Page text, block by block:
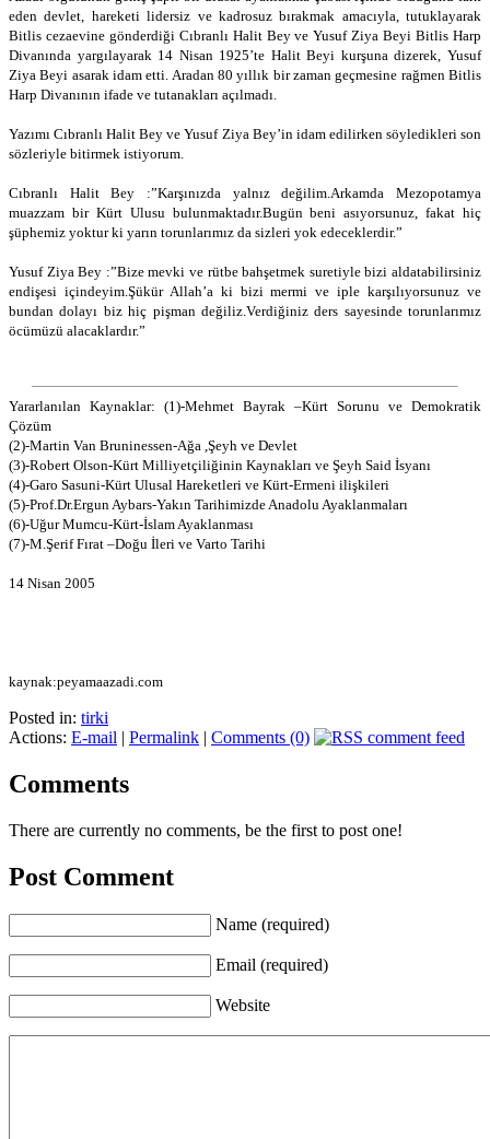
eden devlet, hareketi lidersiz ve kadrosuz bırakmak amacıyla, tutuklayarak
Bitlis cezaevine gönderdiği Cıbranlı Halit Bey ve Yusuf Ziya Beyi Bitlis Harp
Divanında yargılayarak 14 Nisan 1925’te Halit Beyi kurşuna dizerek, Yusuf
Ziya Beyi asarak idam etti. Aradan 80 yıllık bir zaman geçmesine rağmen Bitlis
Harp Divanının ifade ve tutanakları açılmadı.
Yazımı Cıbranlı Halit Bey ve Yusuf Ziya Bey’in idam edilirken söyledikleri son
sözleriyle bitirmek istiyorum.
Cıbranlı Halit Bey :”Karşınızda yalnız değilim.Arkamda Mezopotamya
muazzam bir Kürt Ulusu bulunmaktadır.Bugün beni asıyorsunuz, fakat hiç
şüphemiz yoktur ki yarın torunlarımız da sizleri yok edeceklerdir.”
Yusuf Ziya Bey :”Bize mevki ve rütbe bahşetmek suretiyle bizi aldatabilirsiniz
endişesi içindeyim.Şükür Allah’a ki bizi mermi ve iple karşılıyorsunuz ve
bundan dolayı biz hiç pişman değiliz.Verdiğiniz ders sayesinde torunlarımız
öcümüzü alacaklardır.”
Yararlanılan Kaynaklar: (1)-Mehmet Bayrak –Kürt Sorunu ve Demokratik
Çözüm
(2)-Martin Van Bruninessen-Ağa ,Şeyh ve Devlet
(3)-Robert Olson-Kürt Milliyetçiliğinin Kaynakları ve Şeyh Said İsyanı
(4)-Garo Sasuni-Kürt Ulusal Hareketleri ve Kürt-Ermeni ilişkileri
(5)-Prof.Dr.Ergun Aybars-Yakın Tarihimizde Anadolu Ayaklanmaları
(6)-Uğur Mumcu-Kürt-İslam Ayaklanması
(7)-M.Şerif Fırat –Doğu İleri ve Varto Tarihi
14 Nisan 2005
kaynak:peyamaazadi.com
Posted in: tirki
Actions: E-mail | Permalink | Comments (0)
Comments
There are currently no comments, be the first to post one!
Post Comment
Name (required)
Email (required)
Website